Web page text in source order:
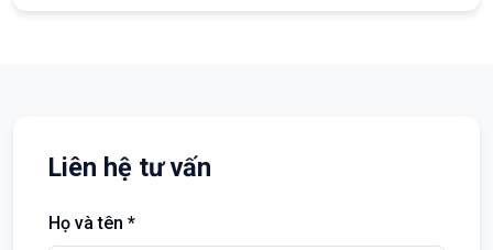
Liên hệ tư vấn
Họ và tên *